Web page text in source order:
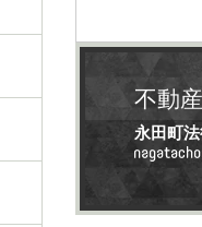
不動
永田町